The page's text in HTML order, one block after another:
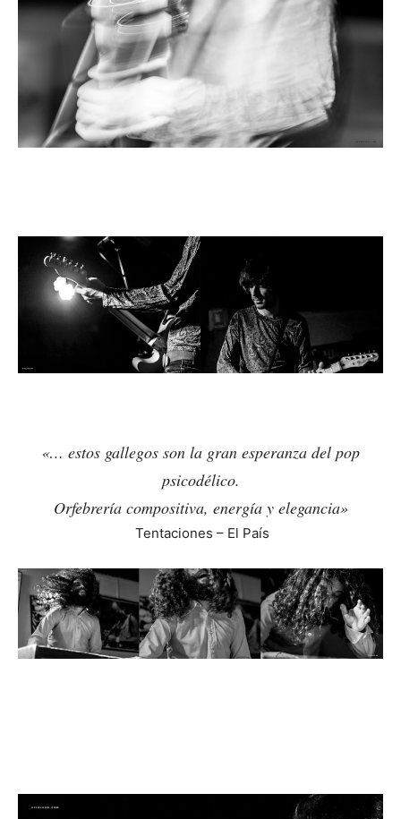
«… estos gallegos son la gran esperanza del pop
psicodélico.
Orfebrería compositiva, energía y elegancia»
Tentaciones – El País